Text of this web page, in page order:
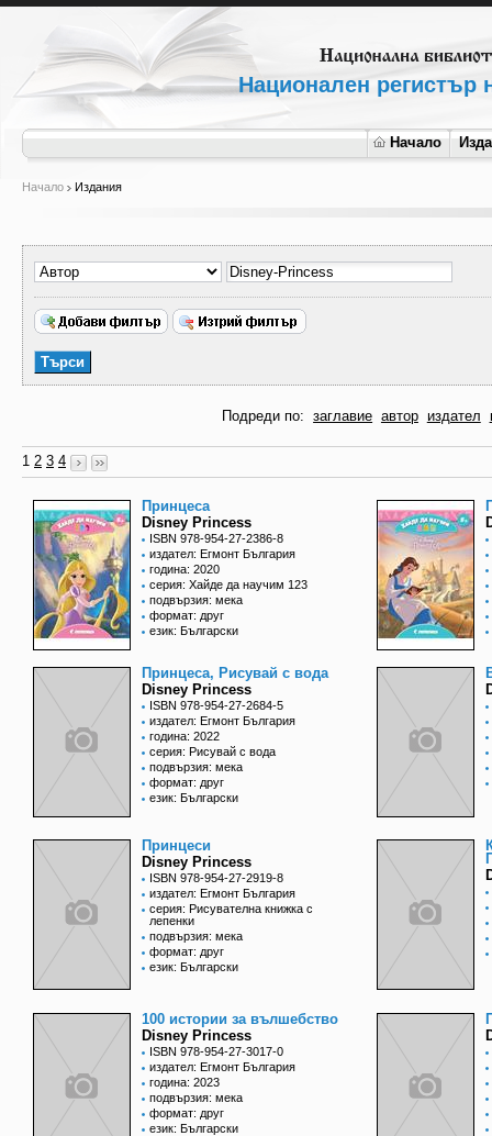
Национален регистър
Начало
Начало Издания
Подреди по: заглавие автор издател
1 2 3 4
Принцеса
Disney Princess
ISBN 978-954-27-2386-8
издател: Егмонт България
година: 2020
серия: Хайде да научим 123
подвързия: мека
формат: друг
език: Български
Принцеса, Рисувай с вода
Disney Princess
ISBN 978-954-27-2684-5
издател: Егмонт България
година: 2022
серия: Рисувай с вода
подвързия: мека
формат: друг
език: Български
Принцеси
Disney Princess
ISBN 978-954-27-2919-8
издател: Егмонт България
серия: Рисувателна книжка с
лепенки
подвързия: мека
формат: друг
език: Български
100 истории за вълшебство
Disney Princess
ISBN 978-954-27-3017-0
издател: Егмонт България
година: 2023
подвързия: мека
формат: друг
език: Български